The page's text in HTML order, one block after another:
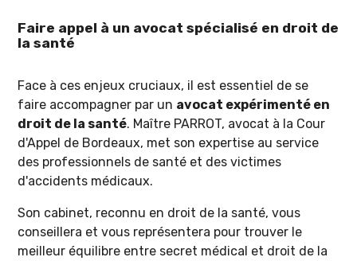
Faire appel à un avocat spécialisé en droit de
la santé
Face à ces enjeux cruciaux, il est essentiel de se
faire accompagner par un avocat expérimenté en
droit de la santé. Maître PARROT, avocat à la Cour
d'Appel de Bordeaux, met son expertise au service
des professionnels de santé et des victimes
d'accidents médicaux.
Son cabinet, reconnu en droit de la santé, vous
conseillera et vous représentera pour trouver le
meilleur équilibre entre secret médical et droit de la